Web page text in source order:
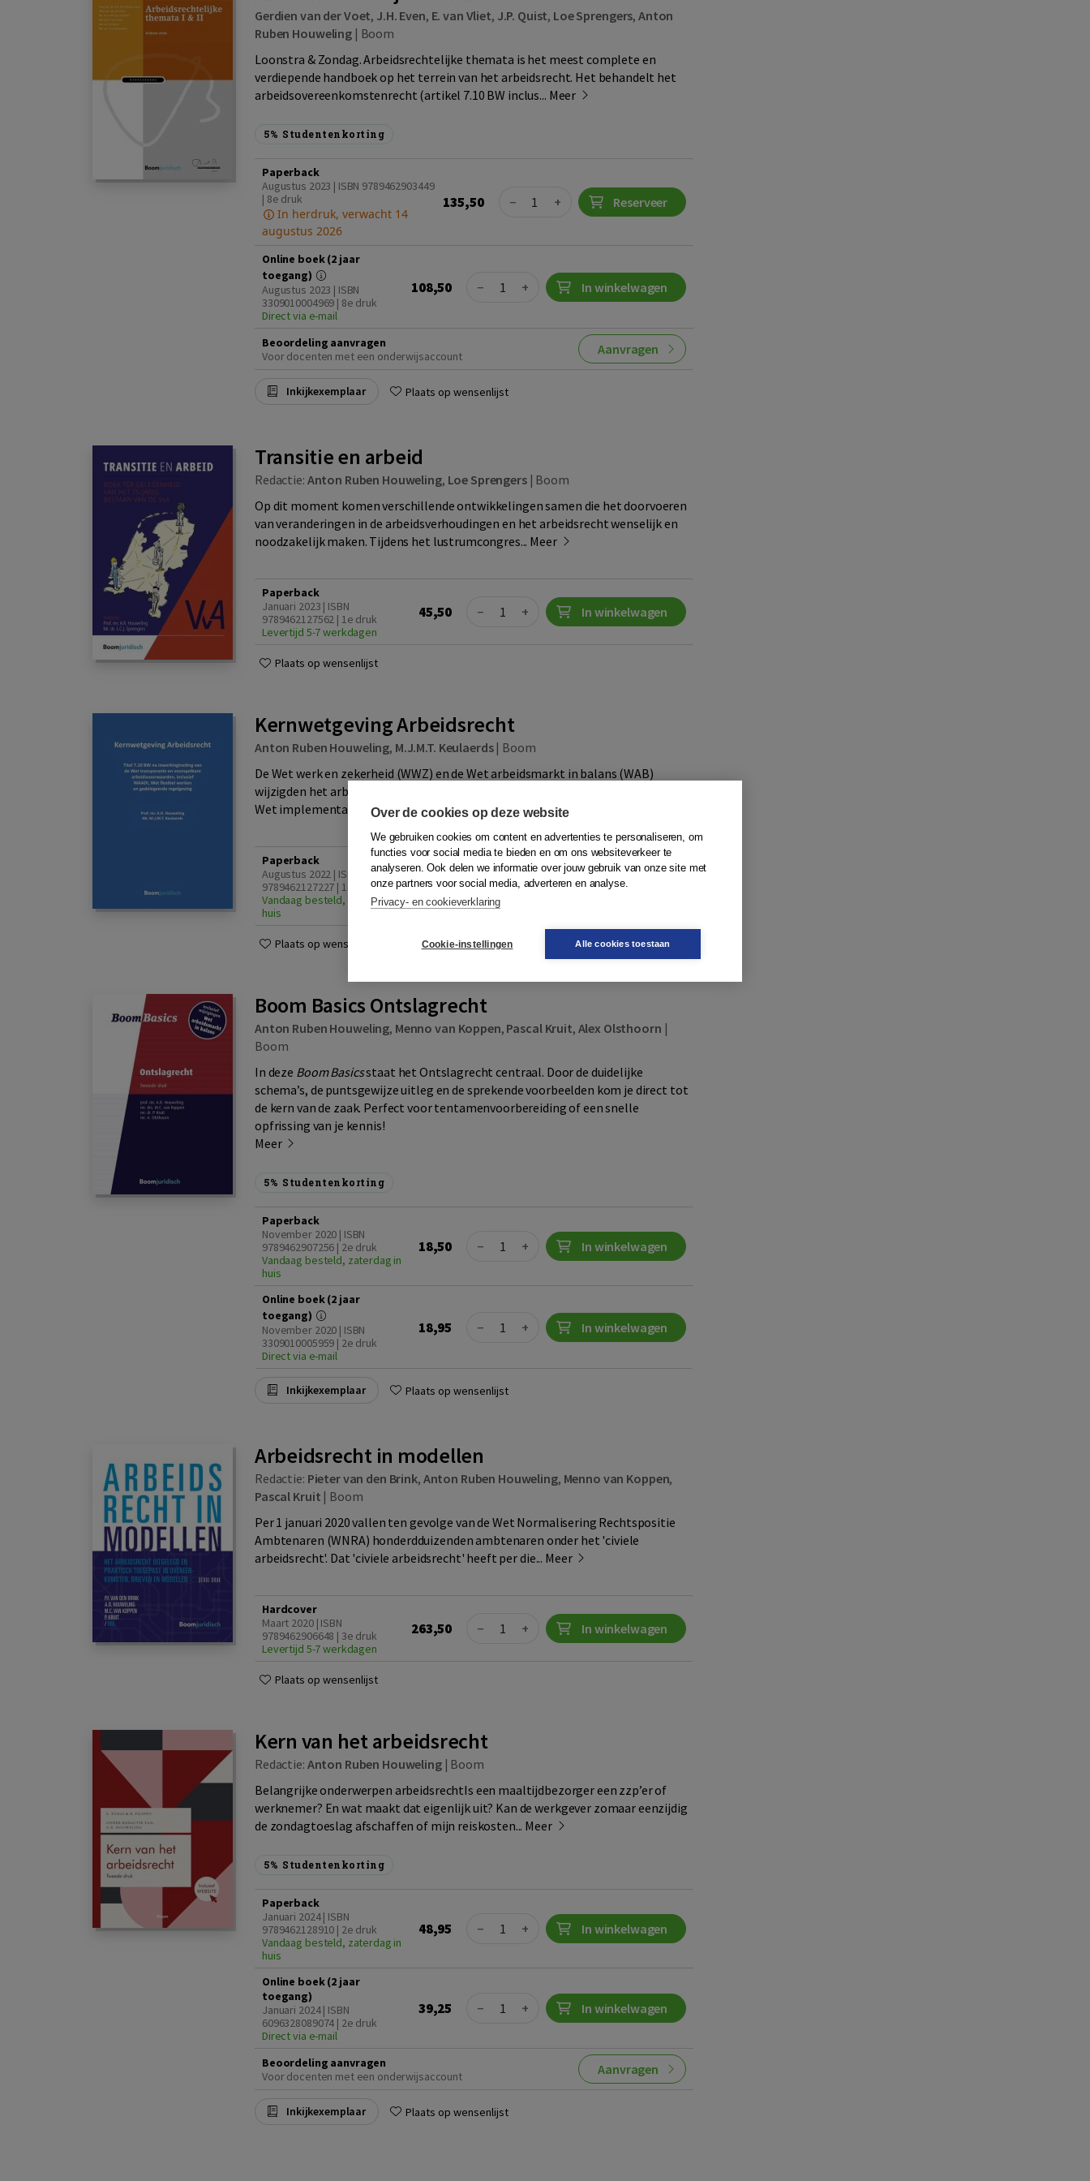
Gerdien van der Voet, J.H. Even, E. van Vliet, J.P. Quist, Loe Sprengers, Anton
Ruben Houweling| Boom
Loonstra & Zondag. Arbeidsrechtelijke themata is het meest complete en
verdiepende handboek op het terrein van het arbeidsrecht. Het behandelt het
arbeidsovereenkomstenrecht (artikel 7.10 BW inclus... Meer
5% Studentenkorting
Paperback
Augustus 2023 | ISBN 9789462903449
| 8e druk
In herdruk, verwacht 14
augustus 2026
135,50 Quantity
− + Reserveer
Online boek (2 jaar
toegang)
Augustus 2023 | ISBN
3309010004969 | 8e druk
Direct via e-mail
108,50 Quantity
− + In winkelwagen
Beoordeling aanvragen
Voor docenten met een onderwijsaccount
Aanvragen
Inkijkexemplaar Plaats op wensenlijst
Transitie en arbeid
Redactie: Anton Ruben Houweling, Loe Sprengers| Boom
Op dit moment komen verschillende ontwikkelingen samen die het doorvoeren
van veranderingen in de arbeidsverhoudingen en het arbeidsrecht wenselijk en
noodzakelijk maken. Tijdens het lustrumcongres... Meer
Paperback
Januari 2023 | ISBN
9789462127562 | 1e druk
Levertijd 5-7 werkdagen
45,50 Quantity
− + In winkelwagen
Plaats op wensenlijst
Kernwetgeving Arbeidsrecht
Anton Ruben Houweling, M.J.M.T. Keulaerds| Boom
De Wet werk en zekerheid (WWZ) en de Wet arbeidsmarkt in balans (WAB)
wijzigden het arbeidsrecht in respectievelijk 2015 en 2020. In 2022 wijzigden de
Wet implementatie EU-richtlijn transparante en...Meer
Paperback
Augustus 2022 | ISBN
9789462127227 | 1e druk
Vandaag besteld, zaterdag in
huis
19,95 Quantity
− + In winkelwagen
Plaats op wensenlijst
Boom Basics Ontslagrecht
Anton Ruben Houweling, Menno van Koppen, Pascal Kruit, Alex Olsthoorn |
Boom
In deze BoomBasicsstaat het Ontslagrecht centraal. Door de duidelijke
schema’s, de puntsgewijze uitleg en de sprekende voorbeelden kom je direct tot
de kern van de zaak. Perfect voor tentamenvoorbereiding of een snelle
opfrissing van je kennis!
Meer
5% Studentenkorting
Paperback
November 2020 | ISBN
9789462907256 | 2e druk
Vandaag besteld, zaterdag in
huis
18,50 Quantity
− + In winkelwagen
Online boek (2 jaar
toegang)
November 2020 | ISBN
3309010005959 | 2e druk
Direct via e-mail
18,95 Quantity
− + In winkelwagen
Inkijkexemplaar Plaats op wensenlijst
Arbeidsrecht in modellen
Redactie: Pieter van den Brink, Anton Ruben Houweling, Menno van Koppen,
Pascal Kruit | Boom
Per 1 januari 2020 vallen ten gevolge van de Wet Normalisering Rechtspositie
Ambtenaren (WNRA) honderdduizenden ambtenaren onder het 'civiele
arbeidsrecht'. Dat 'civiele arbeidsrecht' heeft per die... Meer
Hardcover
Maart 2020 | ISBN
9789462906648 | 3e druk
Levertijd 5-7 werkdagen
263,50 Quantity
− + In winkelwagen
Plaats op wensenlijst
Kern van het arbeidsrecht
Redactie: Anton Ruben Houweling| Boom
Belangrijke onderwerpen arbeidsrechtIs een maaltijdbezorger een zzp’er of
werknemer? En wat maakt dat eigenlijk uit? Kan de werkgever zomaar eenzijdig
de zondagtoeslag afschaffen of mijn reiskosten... Meer
5% Studentenkorting
Paperback
Januari 2024 | ISBN
9789462128910 | 2e druk
Vandaag besteld, zaterdag in
huis
48,95 Quantity
− + In winkelwagen
Online boek (2 jaar
toegang)
Januari 2024 | ISBN
6096328089074 | 2e druk
Direct via e-mail
39,25 Quantity
− + In winkelwagen
Beoordeling aanvragen
Voor docenten met een onderwijsaccount
Aanvragen
Inkijkexemplaar Plaats op wensenlijst
Over de cookies op deze website
We gebruiken cookies om content en advertenties te personaliseren, om
functies voor social media te bieden en om ons websiteverkeer te
analyseren. Ook delen we informatie over jouw gebruik van onze site met
onze partners voor social media, adverteren en analyse.
Privacy- en cookieverklaring
Cookie-instellingen Alle cookies toestaan